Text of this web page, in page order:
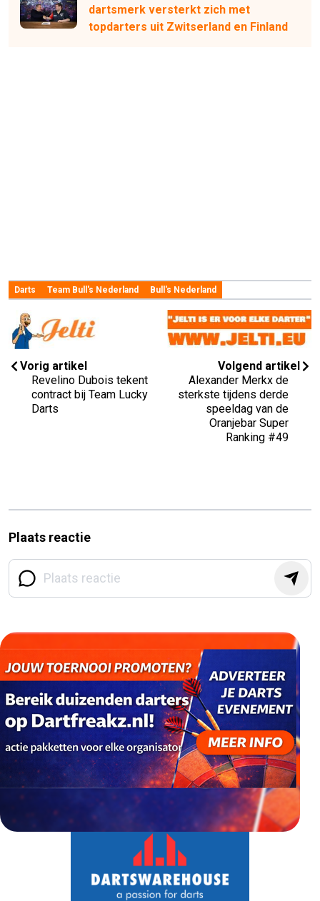
dartsmerk versterkt zich met
topdarters uit Zwitserland en Finland
Darts Team Bull's Nederland Bull's Nederland
Vorig artikel
Revelino Dubois tekent
contract bij Team Lucky
Darts
Volgend artikel
Alexander Merkx de
sterkste tijdens derde
speeldag van de
Oranjebar Super
Ranking #49
Plaats reactie